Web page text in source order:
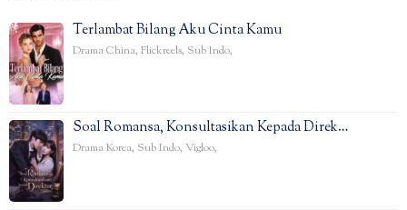
Terlambat Bilang Aku Cinta Kamu
Drama China, Flickreels, Sub Indo,
Soal Romansa, Konsultasikan Kepada Direk…
Drama Korea, Sub Indo, Vigloo,